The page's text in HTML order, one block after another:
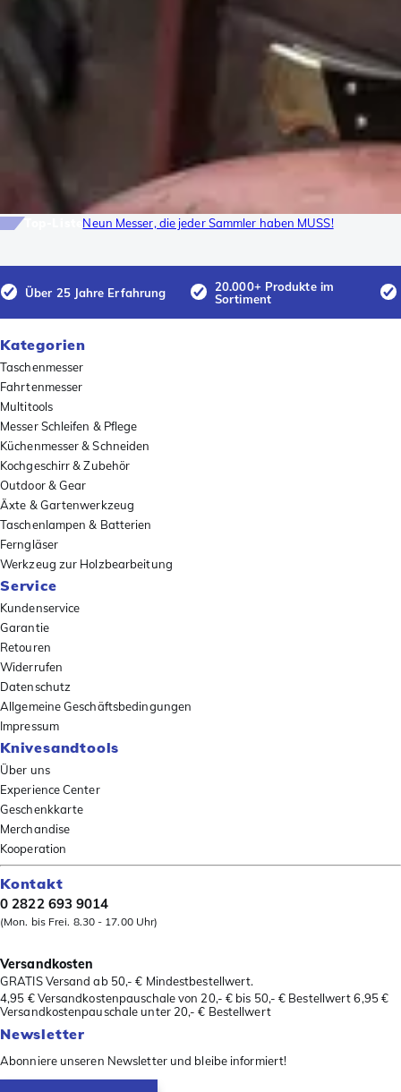
Neun Messer, die jeder Sammler haben MUSS!
Über 25 Jahre Erfahrung
20.000+ Produkte im
Sortiment
Kategorien
Taschenmesser
Fahrtenmesser
Multitools
Messer Schleifen & Pflege
Küchenmesser & Schneiden
Kochgeschirr & Zubehör
Outdoor & Gear
Äxte & Gartenwerkzeug
Taschenlampen & Batterien
Ferngläser
Werkzeug zur Holzbearbeitung
Service
Kundenservice
Garantie
Retouren
Widerrufen
Datenschutz
Allgemeine Geschäftsbedingungen
Impressum
Knivesandtools
Über uns
Experience Center
Geschenkkarte
Merchandise
Kooperation
Kontakt
0 2822 693 9014
(Mon. bis Frei. 8.30 - 17.00 Uhr)
Versandkosten
GRATIS Versand ab 50,- € Mindestbestellwert.
4,95 € Versandkostenpauschale von 20,- € bis 50,- € Bestellwert 6,95 €
Versandkostenpauschale unter 20,- € Bestellwert
Newsletter
Abonniere unseren Newsletter und bleibe informiert!